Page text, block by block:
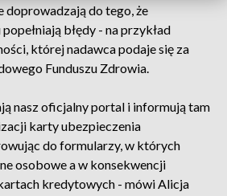
do tego, że
błędy - na przykład
której nadawca podaje się za
Funduszu Zdrowia.
nasz oficjalny portal i informują tam
karty ubezpieczenia
do formularzy, w których
osobowe a w konsekwencji
kredytowych - mówi Alicja